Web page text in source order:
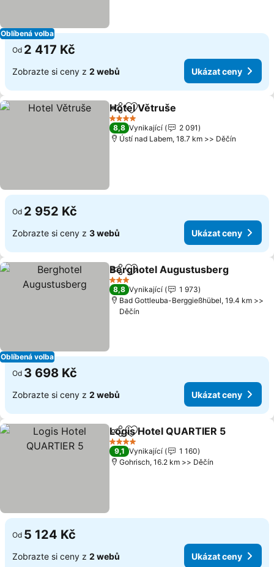
Oblíbená volba
Od 2 417 Kč
Zobrazte si ceny z 2 webů Ukázat ceny
SdíletPřidat na seznam oblíbených
Hotel Větruše
4 Počet hvězdiček
8,8 Vynikající
2 091
Ústí nad Labem, 18.7 km >> Děčín
Od 2 952 Kč
Zobrazte si ceny z 3 webů Ukázat ceny
Oblíbená volba
SdíletPřidat na seznam oblíbených
Berghotel Augustusberg
3 Počet hvězdiček
8,8 Vynikající
1 973
Bad Gottleuba-Berggießhübel, 19.4 km >>
Děčín
Od 3 698 Kč
Zobrazte si ceny z 2 webů Ukázat ceny
SdíletPřidat na seznam oblíbených
Logis Hotel QUARTIER 5
4 Počet hvězdiček
9,1 Vynikající
1 160
Gohrisch, 16.2 km >> Děčín
Od 5 124 Kč
Zobrazte si ceny z 2 webů Ukázat ceny